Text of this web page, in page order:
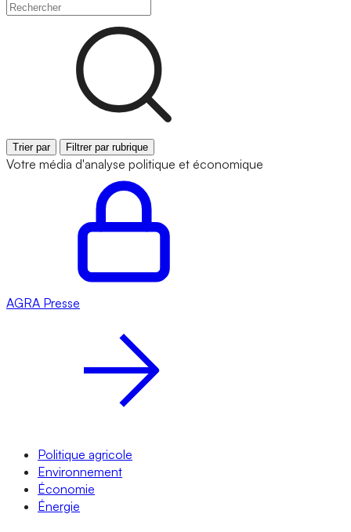
Trier par Filtrer par rubrique
Votre média d'analyse politique et économique
AGRA Presse
Politique agricole
Environnement
Économie
Énergie